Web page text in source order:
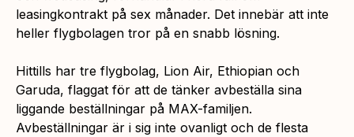
leasingkontrakt på sex månader. Det innebär att inte
heller flygbolagen tror på en snabb lösning.
Hittills har tre flygbolag, Lion Air, Ethiopian och
Garuda, flaggat för att de tänker avbeställa sina
liggande beställningar på MAX-familjen.
Avbeställningar är i sig inte ovanligt och de flesta